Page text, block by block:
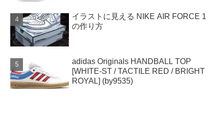
イラストに見える NIKE AIR FORCE 1
の作り方
adidas Originals HANDBALL TOP
[WHITE-ST / TACTILE RED / BRIGHT
ROYAL] (by9535)